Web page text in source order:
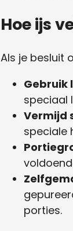
Hoe ijs
Als je besluit
Gebruik
speciaal
Vermijd
speciale
porties.